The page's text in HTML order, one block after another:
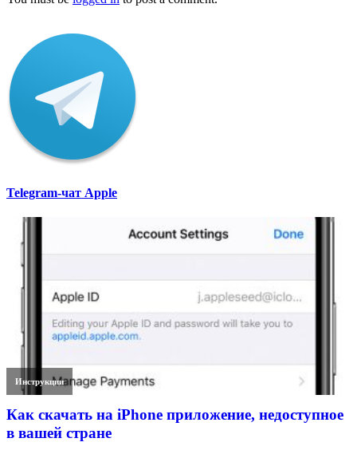
Telegram-чат Apple
Инструкции
Как скачать на iPhone приложение, недоступное
в вашей стране